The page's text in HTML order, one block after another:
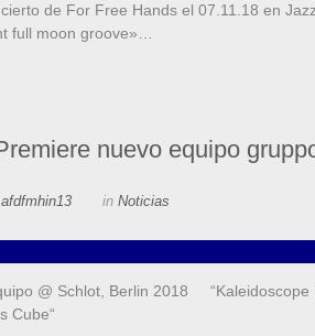
de For Free Hands el 07.11.18 en
full moon groove»…
nuevo equipo
afdfmhin13 in Noticias
@ Schlot, Berlin 2018 “Kaleidoscope
Cube“